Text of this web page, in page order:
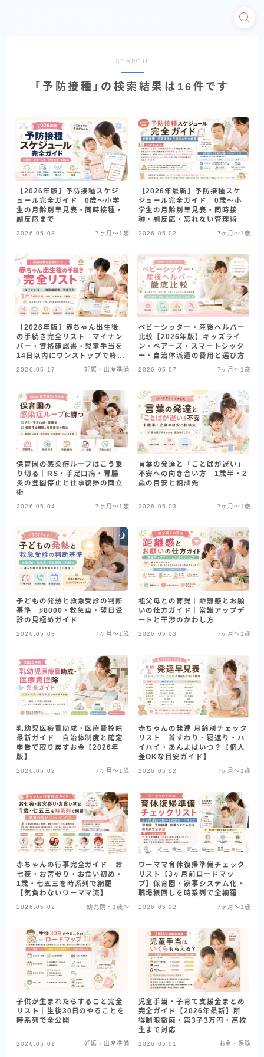
SEARCH
「予防接種」の検索結果は16件です
【2026年版】予防接種スケジ
ュール完全ガイド｜0歳〜小学
生の月齢別早見表・同時接種・
副反応まで
2026.05.03 7ヶ月〜1歳
【2026年最新】予防接種スケ
ジュール完全ガイド｜0歳〜小
学生の月齢別早見表・同時接
種・副反応・忘れない管理術
2026.05.02 7ヶ月〜1歳
【2026年版】赤ちゃん出生後
の手続き完全リスト｜マイナン
バー・資格確認書・児童手当を
14日以内にワンストップで終わ
らせる順番【Manaは児童手当
2026.05.17 妊娠・出産準備
ベビーシッター・産後ヘルパー
比較【2026年版】キッズライ
ン・ベアーズ・スマートシッタ
ー・自治体派遣の費用と選び方
2026.05.07 7ヶ月〜1歳
保育園の感染症ループはこう乗
り切る｜RS・手足口病・胃腸
炎の登園停止と仕事復帰の両立
術
2026.05.04 7ヶ月〜1歳
言葉の発達と「ことばが遅い」
不安への向き合い方｜1歳半・2
歳の目安と相談先
2026.05.03 7ヶ月〜1歳
子どもの発熱と救急受診の判断
基準｜♯8000・救急車・翌日受
診の見極めガイド
2026.05.03 7ヶ月〜1歳
祖父母との育児｜距離感とお願
いの仕方ガイド｜常識アップデ
ートと干渉のかわし方
2026.05.03 7ヶ月〜1歳
乳幼児医療費助成・医療費控除
最新ガイド｜自治体制度と確定
申告で取り戻すお金【2026年
版】
2026.05.02 7ヶ月〜1歳
赤ちゃんの発達 月齢別チェック
リスト｜首すわり・寝返り・ハ
イハイ・あんよはいつ？【個人
差OKな目安ガイド】
2026.05.02 7ヶ月〜1歳
赤ちゃんの行事完全ガイド｜お
七夜・お宮参り・お食い初め・
1歳・七五三を時系列で網羅
【気負わないワーママ流】
2026.05.02 幼児期・1歳〜
ワーママ育休復帰準備チェック
リスト【3ヶ月前ロードマッ
プ】保育園・家事システム化・
職場根回しを時系列で全網羅
2026.05.02 7ヶ月〜1歳
子供が生まれたらすること完全
リスト｜生後30日のやることを
時系列で全公開
2026.05.01 妊娠・出産準備
児童手当・子育て支援金まとめ
完全ガイド【2026年最新】所
得制限撤廃・第3子3万円・高校
生まで対応
2026.05.01 お金・保険